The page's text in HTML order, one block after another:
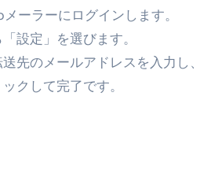
ストステッパー】ハンドル付き
年最新保存版】エアトリ超新春
ウイルス完全解説ガイド ― 正し
リスマスの魔法で、心と未来を
ーラーにログインします。
設定」を選びます。
送先のメールアドレスを入力し
クして完了です。